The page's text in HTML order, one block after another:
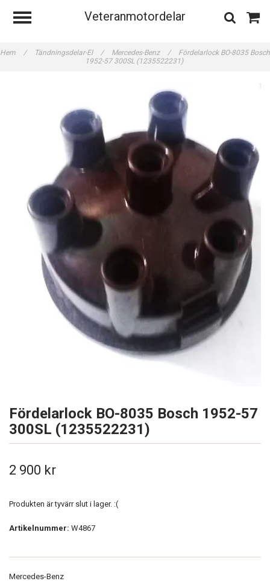
Veteranmotordelar
Hem / Tändningsdelar-El / Mercedes-Benz /
Fördelarlock BO-8035 Bosch
1952-57 300SL (1235522231)
Fördelarlock BO-8035 Bosch 1952-57
300SL (1235522231)
2 900 kr
Produkten är tyvärr slut i lager. :(
Artikelnummer: W4867
Mercedes-Benz